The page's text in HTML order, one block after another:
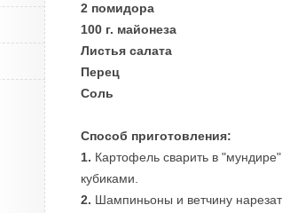
2 помидора
100 г. майонеза
Листья салата
Перец
Соль
Способ приготовления:
1. Картофель сварить в
кубиками.
2. Шампиньоны и ветчину